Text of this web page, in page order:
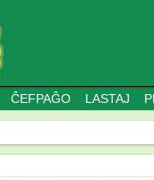
ĈEFPAĜO LASTAJ